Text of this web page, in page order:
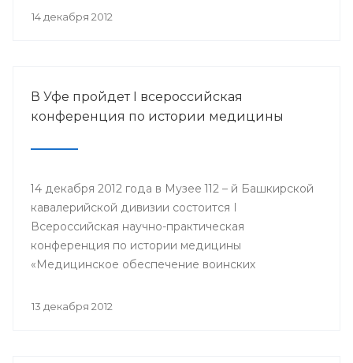
организации Башкортостана профсоюза
14 декабря 2012
В Уфе пройдет I всероссийская
конференция по истории медицины
14 декабря 2012 года в Музее 112 – й Башкирской
кавалерийской дивизии состоится I
Всероссийская научно-практическая
конференция по истории медицины
«Медицинское обеспечение воинских
войны».
13 декабря 2012